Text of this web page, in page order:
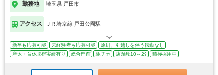
勤務地 埼玉県 戸田市
アクセス ＪＲ埼京線 戸田公園駅
新卒も応募可能 未経験者も応募可能
原則、引越しを伴う転勤なし
産休・育休取得実績有り
総合門前 駅チカ 店舗数10～29 積極採用中